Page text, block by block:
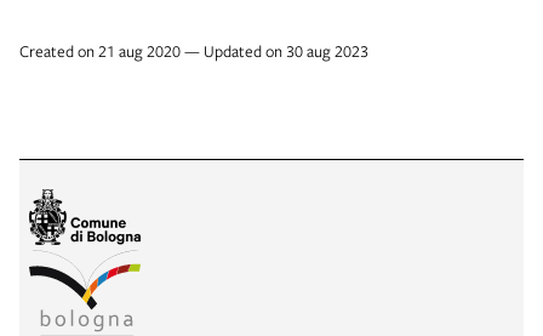
Created on 21 aug 2020 — Updated on 30 aug 2023